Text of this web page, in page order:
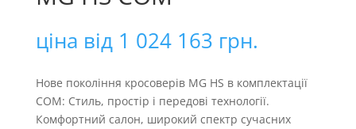
ціна від 1 024 163 грн.
Нове покоління кросоверів MG HS в комплектації
COM: Стиль, простір і передові технології.
Комфортний салон, широкий спектр сучасних